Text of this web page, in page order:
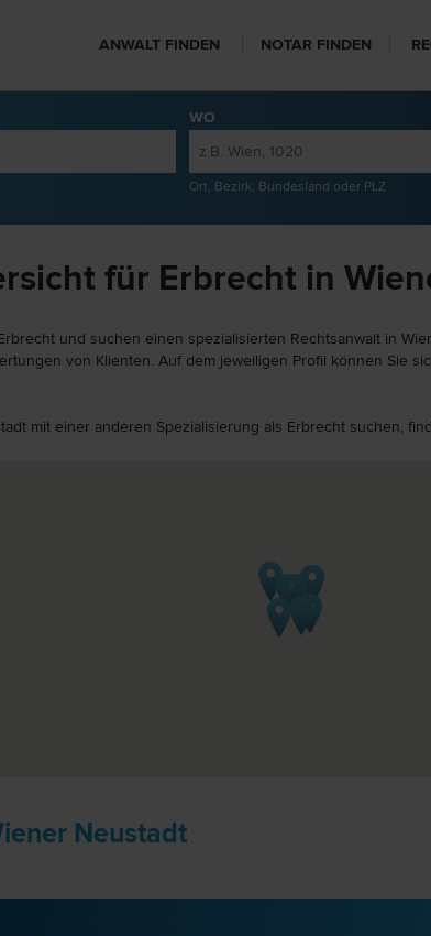
ANWALT FINDEN NOTAR FINDEN
WO
Ort, Bezirk, Bundesland oder PLZ
für Erbrecht in
und suchen einen spezialisierten Rechtsanwalt in
von Klienten. Auf dem jeweiligen Profil können Sie
mit einer anderen Spezialisierung als Erbrecht suchen,
Neustadt